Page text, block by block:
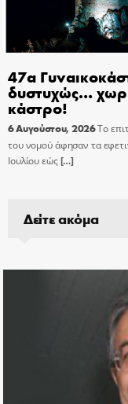
47α
δυστυχώς…
κάστρο!
6 Αυγούστου, 2026Το
του νομού άφησαν τα
Ιουλίου εώς[…]
Δείτε ακόμα